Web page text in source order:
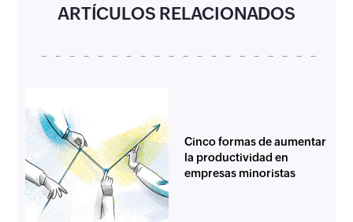
ARTÍCULOS RELACIONADOS
Cinco formas de aumentar
la productividad en
empresas minoristas